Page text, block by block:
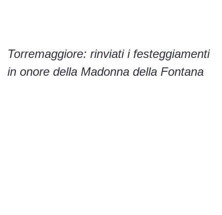
Torremaggiore: rinviati i festeggiamenti
in onore della Madonna della Fontana